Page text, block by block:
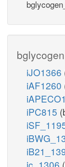
iJO1366
iAF1260
iPC815
ic_1306